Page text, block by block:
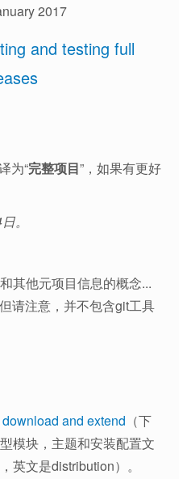
2017
and testing full
为“完整项目”，如果有更好
。
其他元项目信息的概念...
请注意，并不包含git工具
download and extend （下
模块，主题和安装配置文
英文是distribution）。